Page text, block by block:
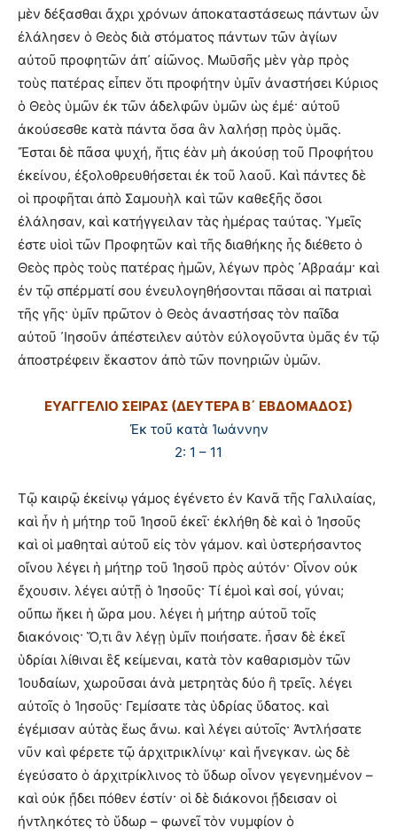
μὲν δέξασθαι ἄχρι χρόνων ἀποκαταστάσεως πάντων ὧν
ἐλάλησεν ὁ Θεὸς διὰ στόματος πάντων τῶν ἁγίων
αὐτοῦ προφητῶν ἀπ᾿ αἰῶνος. Μωῡσῆς μὲν γὰρ πρὸς
τοὺς πατέρας εἶπεν ὅτι προφήτην ὑμῖν ἀναστήσει Κύριος
ὁ Θεὸς ὑμῶν ἐκ τῶν ἀδελφῶν ὑμῶν ὡς ἐμέ· αὐτοῦ
ἀκούσεσθε κατὰ πάντα ὅσα ἂν λαλήσῃ πρὸς ὑμᾶς.
Ἔσται δὲ πᾶσα ψυχή, ἥτις ἐὰν μὴ ἀκούσῃ τοῦ Προφήτου
ἐκείνου, ἐξολοθρευθήσεται ἐκ τοῦ λαοῦ. Καὶ πάντες δὲ
οἱ προφῆται ἀπὸ Σαμουὴλ καὶ τῶν καθεξῆς ὅσοι
ἐλάλησαν, καὶ κατήγγειλαν τὰς ἡμέρας ταύτας. Ὑμεῖς
ἐστε υἱοὶ τῶν Προφητῶν καὶ τῆς διαθήκης ἧς διέθετο ὁ
Θεὸς πρὸς τοὺς πατέρας ἡμῶν, λέγων πρὸς ᾿Αβραάμ· καὶ
ἐν τῷ σπέρματί σου ἐνευλογηθήσονται πᾶσαι αἱ πατριαὶ
τῆς γῆς· ὑμῖν πρῶτον ὁ Θεὸς ἀναστήσας τὸν παῖδα
αὐτοῦ ᾿Ιησοῦν ἀπέστειλεν αὐτὸν εὐλογοῦντα ὑμᾶς ἐν τῷ
ἀποστρέφειν ἕκαστον ἀπὸ τῶν πονηριῶν ὑμῶν.
ΕΥΑΓΓΕΛΙΟ ΣΕΙΡΑΣ (ΔΕΥΤΕΡΑ Β΄ ΕΒΔΟΜΑΔΟΣ)
Ἐκ τοῦ κατὰ Ἰωάννην
2: 1 – 11
Τῷ καιρῷ ἐκείνῳ γάμος ἐγένετο ἐν Κανᾶ τῆς Γαλιλαίας,
καὶ ἦν ἡ μήτηρ τοῦ Ἰησοῦ ἐκεῖ· ἐκλήθη δὲ καὶ ὁ Ἰησοῦς
καὶ οἱ μαθηταὶ αὐτοῦ εἰς τὸν γάμον. καὶ ὑστερήσαντος
οἴνου λέγει ἡ μήτηρ τοῦ Ἰησοῦ πρὸς αὐτόν· Οἶνον οὐκ
ἔχουσιν. λέγει αὐτῇ ὁ Ἰησοῦς· Τί ἐμοὶ καὶ σοί, γύναι;
οὔπω ἥκει ἡ ὥρα μου. λέγει ἡ μήτηρ αὐτοῦ τοῖς
διακόνοις· Ὅ,τι ἂν λέγῃ ὑμῖν ποιήσατε. ἦσαν δὲ ἐκεῖ
ὑδρίαι λίθιναι ἓξ κείμεναι, κατὰ τὸν καθαρισμὸν τῶν
Ἰουδαίων, χωροῦσαι ἀνὰ μετρητὰς δύο ἢ τρεῖς. λέγει
αὐτοῖς ὁ Ἰησοῦς· Γεμίσατε τὰς ὑδρίας ὕδατος. καὶ
ἐγέμισαν αὐτὰς ἕως ἄνω. καὶ λέγει αὐτοῖς· Ἀντλήσατε
νῦν καὶ φέρετε τῷ ἀρχιτρικλίνῳ· καὶ ἤνεγκαν. ὡς δὲ
ἐγεύσατο ὁ ἀρχιτρίκλινος τὸ ὕδωρ οἶνον γεγενημένον –
καὶ οὐκ ᾔδει πόθεν ἐστίν· οἱ δὲ διάκονοι ᾔδεισαν οἱ
ἠντληκότες τὸ ὕδωρ – φωνεῖ τὸν νυμφίον ὁ